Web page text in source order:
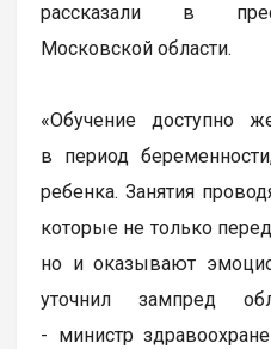
рассказали в
Московской области.
«Обучение доступно
в период
ребенка. Занятия
которые не только
но и оказывают
уточнил зампред
- министр